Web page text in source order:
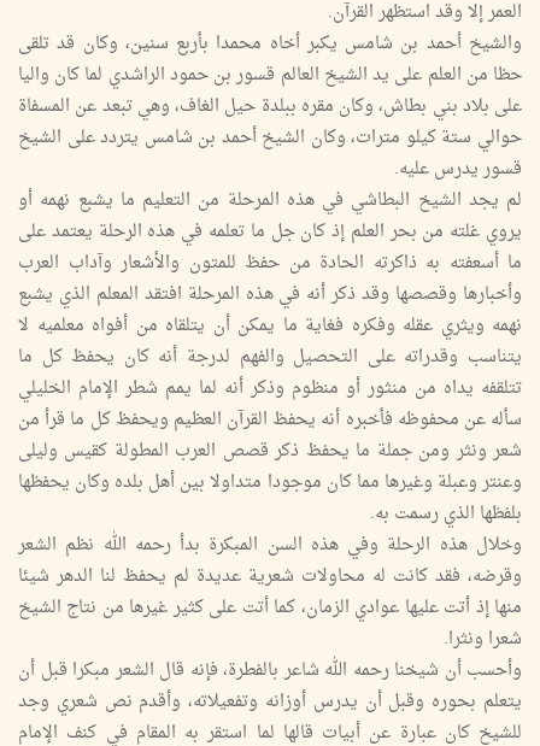
العمر إلا وقد استظهر القرآن.
والشيخ أحمد بن شامس يكبر أخاه محمدا بأربع سنين، وكان قد تلقى
حظا من العلم على يد الشيخ العالم قسور بن حمود الراشدي لما كان واليا
على بلاد بني بطاش، وكان مقره ببلدة حيل الغاف، وهي تبعد عن المسفاة
حوالي ستة كيلو مترات، وكان الشيخ أحمد بن شامس يتردد على الشيخ
قسور يدرس عليه.
لم يجد الشيخ البطاشي في هذه المرحلة من التعليم ما يشبع نهمه أو
يروي غلته من بحر العلم إذ كان جل ما تعلمه في هذه الرحلة يعتمد على
ما أسعفته به ذاكرته الحادة من حفظ للمتون والأشعار وآداب العرب
وأخبارها وقصصها وقد ذكر أنه في هذه المرحلة افتقد المعلم الذي يشبع
نهمه ويثري عقله وفكره فغاية ما يمكن أن يتلقاه من أفواه معلميه لا
يتناسب وقدراته على التحصيل والفهم لدرجة أنه كان يحفظ كل ما
تتلقفه يداه من منثور أو منظوم وذكر أنه لما يمم شطر الإمام الخليلي
سأله عن محفوظه فأخبره أنه يحفظ القرآن العظيم ويحفظ كل ما قرأ من
شعر ونثر ومن جملة ما يحفظ ذكر قصص العرب المطولة كقيس وليلى
وعنتر وعبلة وغيرها مما كان موجودا متداولا بين أهل بلده وكان يحفظها
بلفظها الذي رسمت به.
وخلال هذه الرحلة وفي هذه السن المبكرة بدأ رحمه الله نظم الشعر
وقرضه، فقد كانت له محاولات شعرية عديدة لم يحفظ لنا الدهر شيئا
منها إذ أتت عليها عوادي الزمان، كما أتت على كثير غيرها من نتاج الشيخ
شعرا ونثرا.
وأحسب أن شيخنا رحمه الله شاعر بالفطرة، فإنه قال الشعر مبكرا قبل أن
يتعلم بحوره وقبل أن يدرس أوزانه وتفعيلاته، وأقدم نص شعري وجد
للشيخ كان عبارة عن أبيات قالها لما استقر به المقام في كنف الإمام